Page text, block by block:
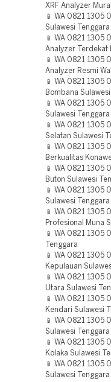
XRF Analyzer
📱 WA 0821 1305
Sulawesi Tenggara
📱 WA 0821 1305
Analyzer Terdekat
📱 WA 0821 1305
Analyzer Resmi
📱 WA 0821 1305
Bombana
📱 WA 0821 1305
Sulawesi Tenggara
📱 WA 0821 1305
Selatan Sulawesi
📱 WA 0821 1305
Berkualitas
📱 WA 0821 1305
Buton Sulawesi
📱 WA 0821 1305
Sulawesi Tenggara
📱 WA 0821 1305
Profesional Muna
📱 WA 0821 1305
Tenggara
📱 WA 0821 1305
Kepulauan
📱 WA 0821 1305
Utara Sulawesi
📱 WA 0821
Kendari Sulawesi
📱 WA 0821 1305
Sulawesi Tenggara
📱 WA 0821 1305
Kolaka Sulawesi
📱 WA 0821 1305
Sulawesi Tenggara